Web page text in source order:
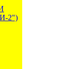
2")